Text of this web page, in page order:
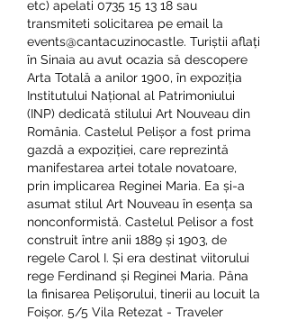
etc) apelati 0735 15 13 18 sau
transmiteti solicitarea pe email la
events@cantacuzinocastle. Turiștii aflați
în Sinaia au avut ocazia să descopere
Arta Totală a anilor 1900, în expoziția
Institutului Național al Patrimoniului
(INP) dedicată stilului Art Nouveau din
România. Castelul Pelișor a fost prima
gazdă a expoziției, care reprezintă
manifestarea artei totale novatoare,
prin implicarea Reginei Maria. Ea și-a
asumat stilul Art Nouveau în esența sa
nonconformistă. Castelul Pelisor a fost
construit între anii 1889 și 1903, de
regele Carol I. Și era destinat viitorului
rege Ferdinand și Reginei Maria. Pâna
la finisarea Pelișorului, tinerii au locuit la
Foișor. 5/5 Vila Retezat - Traveler